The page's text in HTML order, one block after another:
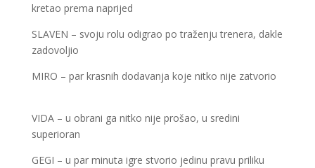
kretao prema naprijed
SLAVEN – svoju rolu odigrao po traženju trenera, dakle
zadovoljio
MIRO – par krasnih dodavanja koje nitko nije zatvorio
VIDA – u obrani ga nitko nije prošao, u sredini
superioran
GEGI – u par minuta igre stvorio jedinu pravu priliku